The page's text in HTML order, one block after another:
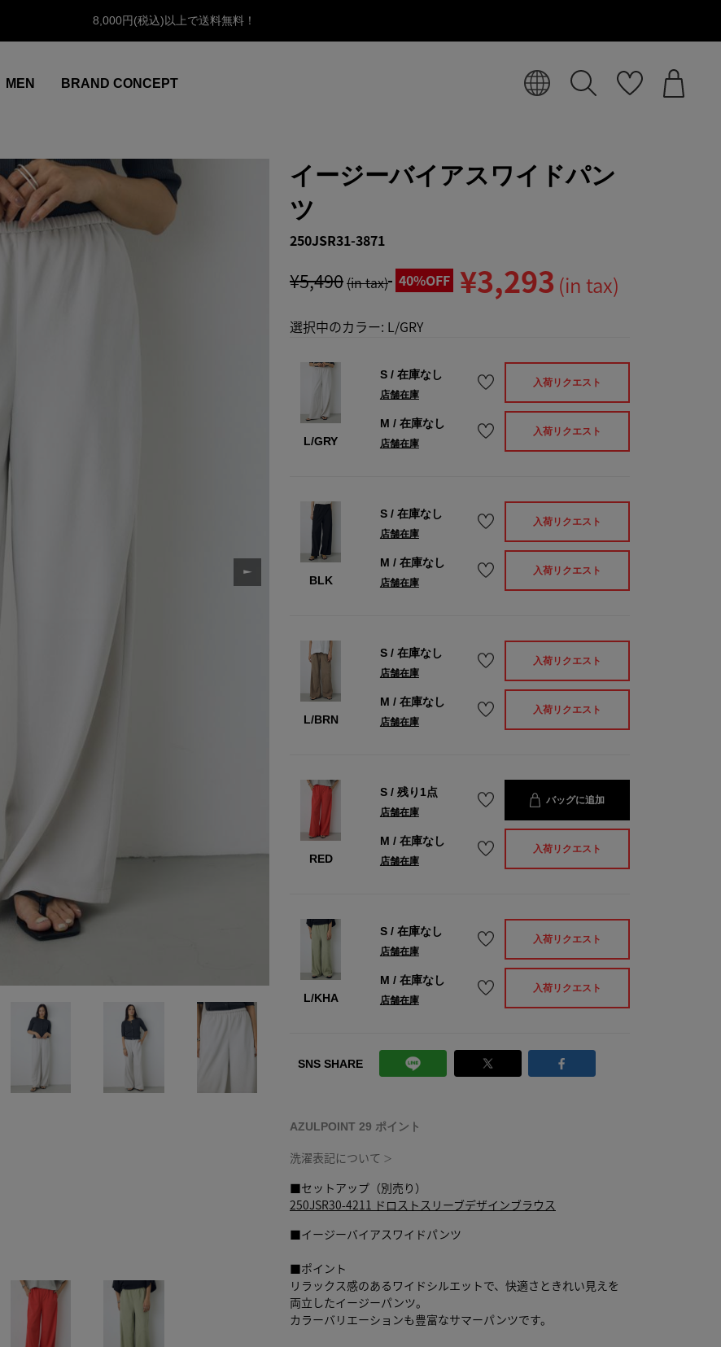
8,000円(税込)以上で送料無料！
MEN BRAND CONCEPT
イージーバイアスワイドパン
ツ
250JSR31-3871
¥5,490(in tax) 40%OFF ¥3,293 (in tax)
選択中のカラー: L/GRY
L/GRY
S/ 在庫なし
店舗在庫
入荷リクエスト
M / 在庫なし
店舗在庫
入荷リクエスト
BLK
S/ 在庫なし
店舗在庫
入荷リクエスト
M / 在庫なし
店舗在庫
入荷リクエスト
L/BRN
S/ 在庫なし
店舗在庫
入荷リクエスト
M / 在庫なし
店舗在庫
入荷リクエスト
RED
S/ 残り1点
店舗在庫
バッグに追加
M / 在庫なし
店舗在庫
入荷リクエスト
L/KHA
S/ 在庫なし
店舗在庫
入荷リクエスト
M / 在庫なし
店舗在庫
入荷リクエスト
SNS SHARE
AZULPOINT 29 ポイント
洗濯表記について ＞
■セットアップ（別売り）
250JSR30-4211 ドロストスリーブデザインブラウス
■イージーバイアスワイドパンツ
■ポイント
リラックス感のあるワイドシルエットで、快適さときれい見えを
両立したイージーパンツ。
カラーバリエーションも豊富なサマーパンツです。